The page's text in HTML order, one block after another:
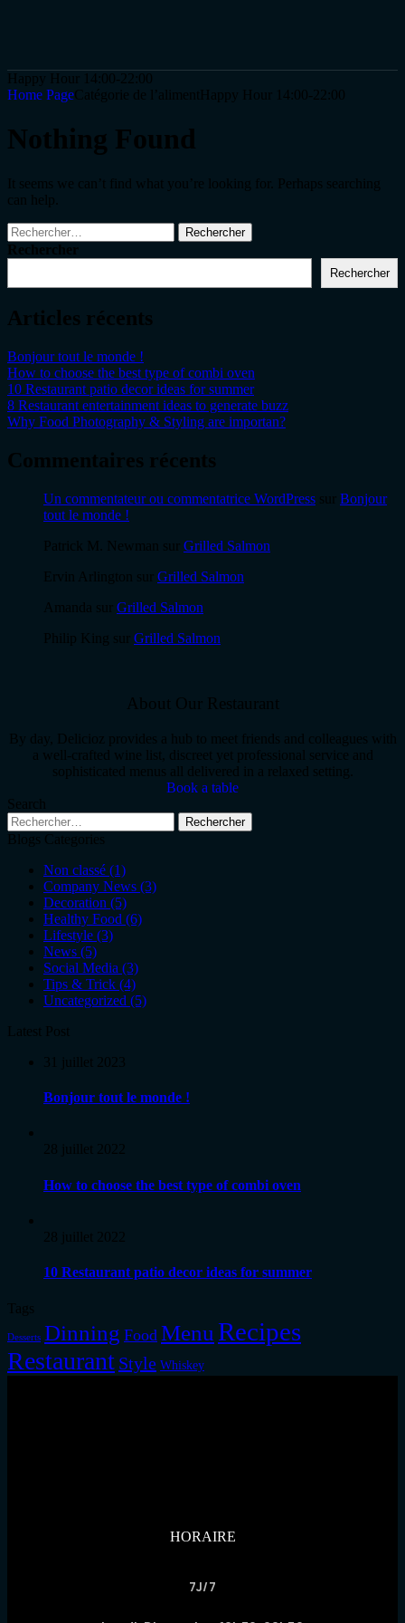
Happy Hour 14:00-22:00
Home PageCatégorie de l’aliment Happy Hour 14:00-22:00
Nothing Found
It seems we can’t find what you’re looking for. Perhaps searching
can help.
Rechercher
Rechercher
Articles récents
Bonjour tout le monde !
How to choose the best type of combi oven
10 Restaurant patio decor ideas for summer
8 Restaurant entertainment ideas to generate buzz
Why Food Photography & Styling are importan?
Commentaires récents
Un commentateur ou commentatrice WordPress sur Bonjour
tout le monde !
Patrick M. Newman sur Grilled Salmon
Ervin Arlington sur Grilled Salmon
Amanda sur Grilled Salmon
Philip King sur Grilled Salmon
About Our Restaurant
By day, Delicioz provides a hub to meet friends and colleagues with
a well-crafted wine list, discreet yet professional service and
sophisticated menus all delivered in a relaxed setting.
Book a table
Search
Blogs Categories
Non classé (1)
Company News (3)
Decoration (5)
Healthy Food (6)
Lifestyle (3)
News (5)
Social Media (3)
Tips & Trick (4)
Uncategorized (5)
Latest Post
31 juillet 2023
Bonjour tout le monde !
28 juillet 2022
How to choose the best type of combi oven
28 juillet 2022
10 Restaurant patio decor ideas for summer
Tags
Desserts Dinning Food Menu Recipes
Restaurant Style Whiskey
HORAIRE
7J/7